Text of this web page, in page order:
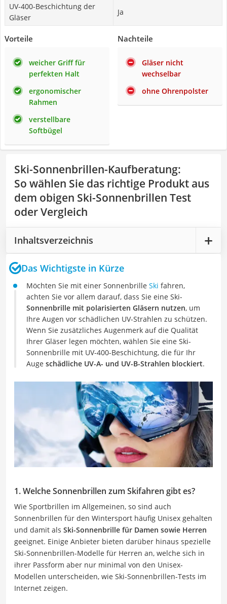
UV-400-Beschichtung der
Gläser
Ja
Vorteile
weicher Griff für
perfekten Halt
ergonomischer
Rahmen
verstellbare
Softbügel
Nachteile
Gläser nicht
wechselbar
ohne Ohrenpolster
Ski-Sonnenbrillen-Kaufberatung:
So wählen Sie das richtige Produkt aus
dem obigen Ski-Sonnenbrillen Test
oder Vergleich
Inhaltsverzeichnis
Das Wichtigste in Kürze
Möchten Sie mit einer Sonnenbrille Ski fahren,
achten Sie vor allem darauf, dass Sie eine Ski-
Sonnenbrille mit polarisierten Gläsern nutzen, um
Ihre Augen vor schädlichen UV-Strahlen zu schützen.
Wenn Sie zusätzliches Augenmerk auf die Qualität
Ihrer Gläser legen möchten, wählen Sie eine Ski-
Sonnenbrille mit UV-400-Beschichtung, die für Ihr
Auge schädliche UV-A- und UV-B-Strahlen blockiert.
1. Welche Sonnenbrillen zum Skifahren gibt es?
Wie Sportbrillen im Allgemeinen, so sind auch
Sonnenbrillen für den Wintersport häufig Unisex gehalten
und damit als Ski-Sonnenbrille für Damen sowie Herren
geeignet. Einige Anbieter bieten darüber hinaus spezielle
Ski-Sonnenbrillen-Modelle für Herren an, welche sich in
ihrer Passform aber nur minimal von den Unisex-
Modellen unterscheiden, wie Ski-Sonnenbrillen-Tests im
Internet zeigen.